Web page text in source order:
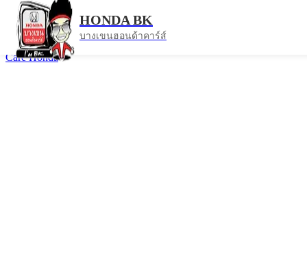
HONDA BK
บางเขนฮอนด้าคาร์ส์
Honda
ทั้งหมด ข่าวสารเกร็ดความรู้เรื่องรถ
CareHonda